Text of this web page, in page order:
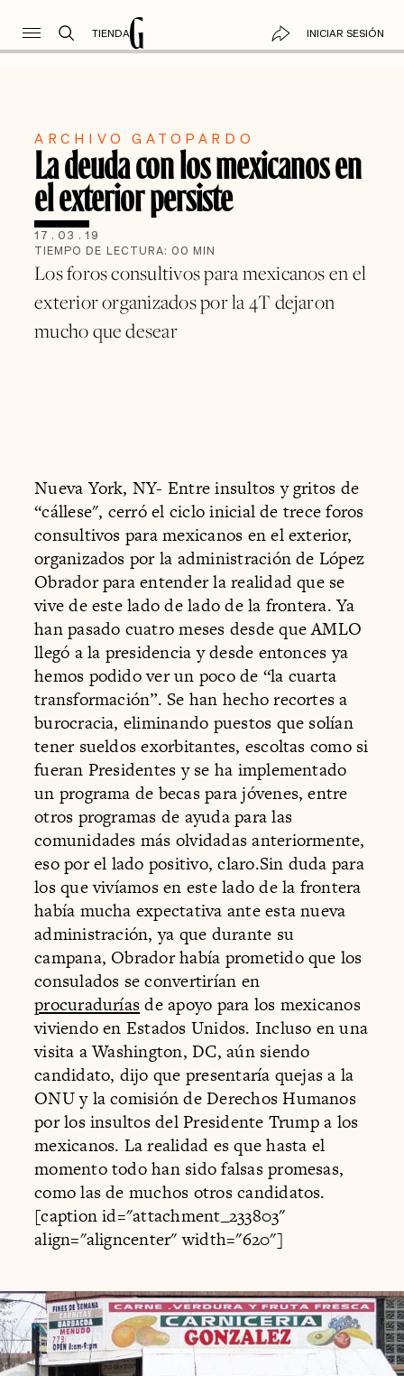
TIENDA INICIAR SESIÓN
ARCHIVO GATOPARDO
La deuda con los mexicanos en
el exterior persiste
17 . 03 . 19
TIEMPO DE LECTURA: 00 MIN
Los foros consultivos para mexicanos en el
exterior organizados por la 4T dejaron
mucho que desear
Nueva York, NY- Entre insultos y gritos de
“cállese", cerró el ciclo inicial de trece foros
consultivos para mexicanos en el exterior,
organizados por la administración de López
Obrador para entender la realidad que se
vive de este lado de lado de la frontera. Ya
han pasado cuatro meses desde que AMLO
llegó a la presidencia y desde entonces ya
hemos podido ver un poco de “la cuarta
transformación”. Se han hecho recortes a
burocracia, eliminando puestos que solían
tener sueldos exorbitantes, escoltas como si
fueran Presidentes y se ha implementado
un programa de becas para jóvenes, entre
otros programas de ayuda para las
comunidades más olvidadas anteriormente,
eso por el lado positivo, claro.Sin duda para
los que vivíamos en este lado de la frontera
había mucha expectativa ante esta nueva
administración, ya que durante su
campana, Obrador había prometido que los
consulados se convertirían en
procuraduríasde apoyo para los mexicanos
viviendo en Estados Unidos. Incluso en una
visita a Washington, DC, aún siendo
candidato, dijo que presentaría quejas a la
ONU y la comisión de Derechos Humanos
por los insultos del Presidente Trump a los
mexicanos. La realidad es que hasta el
momento todo han sido falsas promesas,
como las de muchos otros candidatos.
[caption id="attachment_233803"
align="aligncenter" width="620"]